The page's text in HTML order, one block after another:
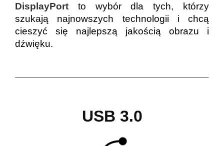
DisplayPort to wybór dla tych, którzy
szukają najnowszych technologii i chcą
cieszyć się najlepszą jakością obrazu i
dźwięku.
USB 3.0